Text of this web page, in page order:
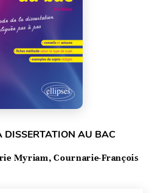
DISSERTATION AU BAC
Myriam, Cournarie-François